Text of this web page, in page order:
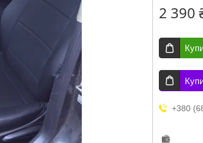
2 390
+380